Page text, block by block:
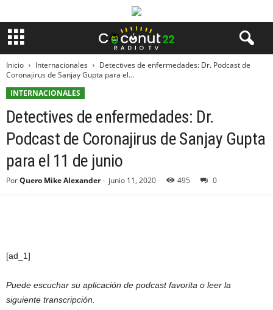
Inicio Internacionales
Detectives de enfermedades: Dr. Podcast de
Coronajirus de Sanjay Gupta para el...
INTERNACIONALES
Detectives de enfermedades: Dr.
Podcast de Coronajirus de Sanjay Gupta
para el 11 de junio
PorQuero Mike Alexander- junio 11, 2020 495 0
[ad_1]
Puede escuchar su aplicación de podcast favorita o leer la
siguiente transcripción.